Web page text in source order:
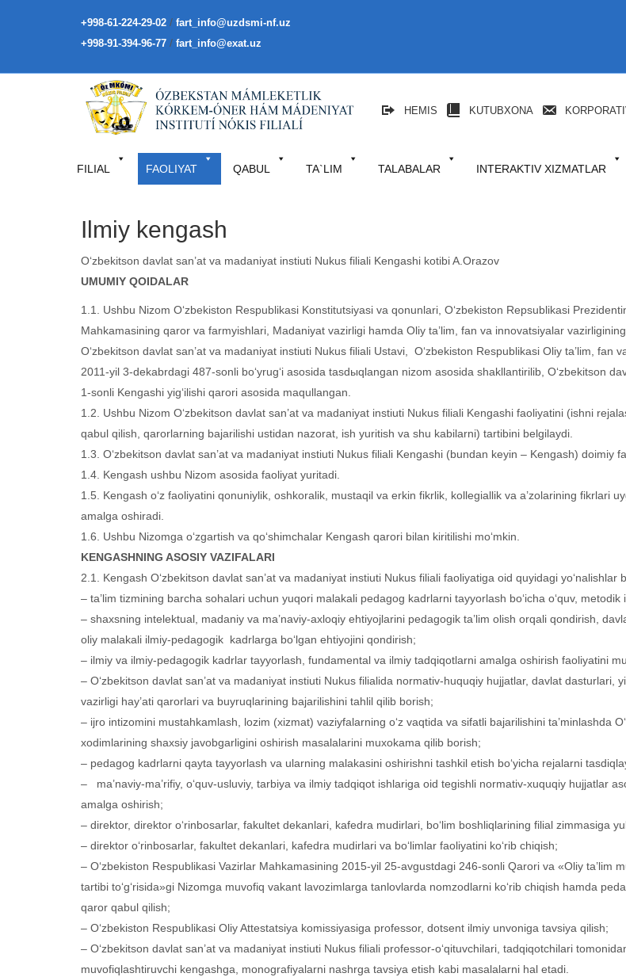
+998-61-224-29-02 / fart_info@uzdsmi-nf.uz
+998-91-394-96-77 / fart_info@exat.uz
HEMIS KUTUBXONA
FILIAL FAOLIYAT QABUL TA`LIM TALABALAR INTERAKTIV XIZMATLAR
Ilmiy kengash
O‘zbekitson davlat san’at va madaniyat instiuti Nukus filiali Kengashi kotibi A.Orazov
UMUMIY QOIDALAR
1.1. Ushbu Nizom O‘zbekiston Respublikasi Konstitutsiyasi va qonunlari, O‘zbekiston Repsublikasi
Mahkamasining qaror va farmyishlari, Madaniyat vazirligi hamda Oliy ta’lim, fan va innovatsiyalar vazirligining
O‘zbekitson davlat san’at va madaniyat instiuti Nukus filiali Ustavi, O‘zbekiston Respublikasi Oliy ta’lim, fan
2011-yil 3-dekabrdagi 487-sonli bo‘yrug‘i asosida tasdыqlangan nizom asosida shakllantirilib, O‘zbekitson
1-sonli Kengashi yig‘ilishi qarori asosida maqullangan.
1.2. Ushbu Nizom O‘zbekitson davlat san’at va madaniyat instiuti Nukus filiali Kengashi faoliyatini (ishni
qabul qilish, qarorlarning bajarilishi ustidan nazorat, ish yuritish va shu kabilarni) tartibini belgilaydi.
1.3. O‘zbekitson davlat san’at va madaniyat instiuti Nukus filiali Kengashi (bundan keyin – Kengash) doimiy
1.4. Kengash ushbu Nizom asosida faoliyat yuritadi.
1.5. Kengash o‘z faoliyatini qonuniylik, oshkoralik, mustaqil va erkin fikrlik, kollegiallik va a’zolarining fikrlari
amalga oshiradi.
1.6. Ushbu Nizomga o‘zgartish va qo‘shimchalar Kengash qarori bilan kiritilishi mo‘mkin.
KENGASHNING ASOSIY VAZIFALARI
2.1. Kengash O‘zbekitson davlat san’at va madaniyat instiuti Nukus filiali faoliyatiga oid quyidagi yo‘nalishlar
– ta’lim tizmining barcha sohalari uchun yuqori malakali pedagog kadrlarni tayyorlash bo‘icha o‘quv,
– shaxsning intelektual, madaniy va ma’naviy-axloqiy ehtiyojlarini pedagogik ta’lim olish orqali qondirish,
oliy malakali ilmiy-pedagogik kadrlarga bo‘lgan ehtiyojini qondirish;
– ilmiy va ilmiy-pedagogik kadrlar tayyorlash, fundamental va ilmiy tadqiqotlarni amalga oshirish faoliyatini
– O‘zbekitson davlat san’at va madaniyat instiuti Nukus filialida normativ-huquqiy hujjatlar, davlat
vazirligi hay’ati qarorlari va buyruqlarining bajarilishini tahlil qilib borish;
– ijro intizomini mustahkamlash, lozim (xizmat) vaziyfalarning o‘z vaqtida va sifatli bajarilishini ta’minlashda
xodimlarining shaxsiy javobgarligini oshirish masalalarini muxokama qilib borish;
– pedagog kadrlarni qayta tayyorlash va ularning malakasini oshirishni tashkil etish bo‘yicha rejalarni
– ma’naviy-ma’rifiy, o‘quv-usluviy, tarbiya va ilmiy tadqiqot ishlariga oid tegishli normativ-xuquqiy hujjatlar
amalga oshirish;
– direktor, direktor o‘rinbosarlar, fakultet dekanlari, kafedra mudirlari, bo‘lim boshliqlarining filial zimmasiga
– direktor o‘rinbosarlar, fakultet dekanlari, kafedra mudirlari va bo‘limlar faoliyatini ko‘rib chiqish;
– O‘zbekiston Respublikasi Vazirlar Mahkamasining 2015-yil 25-avgustdagi 246-sonli Qarori va «Oliy
tartibi to‘g‘risida»gi Nizomga muvofiq vakant lavozimlarga tanlovlarda nomzodlarni ko‘rib chiqish hamda
qaror qabul qilish;
– O‘zbekiston Respublikasi Oliy Attestatsiya komissiyasiga professor, dotsent ilmiy unvoniga tavsiya qilish;
– O‘zbekitson davlat san’at va madaniyat instiuti Nukus filiali professor-o‘qituvchilari, tadqiqotchilari
muvofiqlashtiruvchi kengashga, monografiyalarni nashrga tavsiya etish kabi masalalarni hal etadi.